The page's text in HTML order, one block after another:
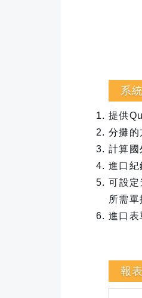
系
提供
分攤的
計算國
進口紀
可設
所需單
進口表
報